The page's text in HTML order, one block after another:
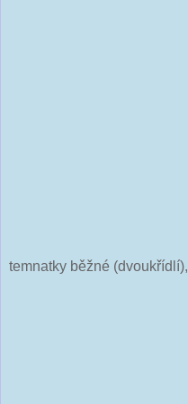
temnatky běžné (dvoukřídlí),